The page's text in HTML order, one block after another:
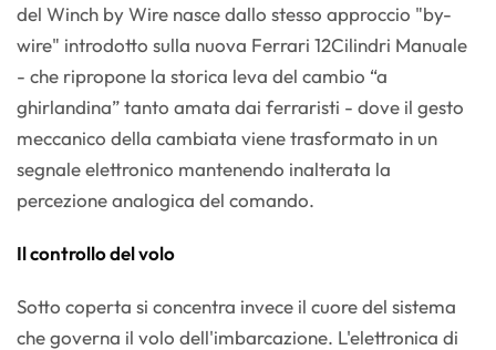
del Winch by Wire nasce dallo stesso approccio "by-
wire" introdotto sulla nuova Ferrari 12Cilindri Manuale
- che ripropone la storica leva del cambio “a
ghirlandina” tanto amata dai ferraristi - dove il gesto
meccanico della cambiata viene trasformato in un
segnale elettronico mantenendo inalterata la
percezione analogica del comando.
Il controllo del volo
Sotto coperta si concentra invece il cuore del sistema
che governa il volo dell'imbarcazione. L'elettronica di